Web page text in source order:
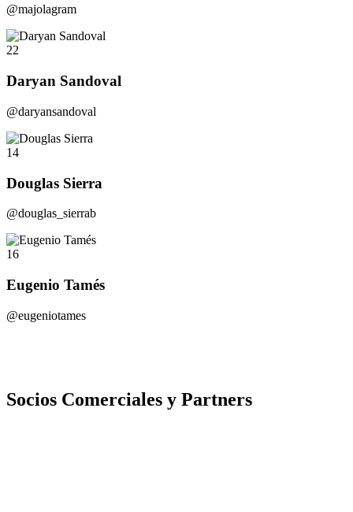
@majolagram
22
Daryan Sandoval
@daryansandoval
14
Douglas Sierra
@douglas_sierrab
16
Eugenio Tamés
@eugeniotames
Socios Comerciales y Partners